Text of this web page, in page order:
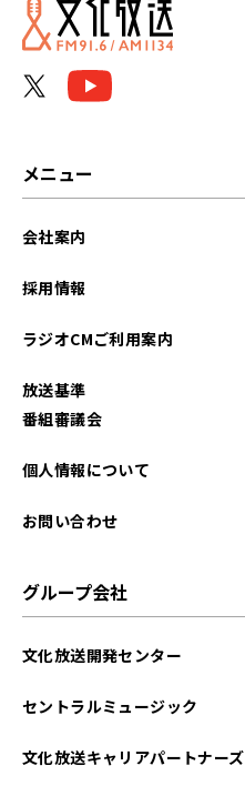
メニュー
会社案内
採用情報
ラジオCMご利用案内
放送基準
番組審議会
個人情報について
お問い合わせ
グループ会社
文化放送開発センター
セントラルミュージック
文化放送キャリアパートナーズ